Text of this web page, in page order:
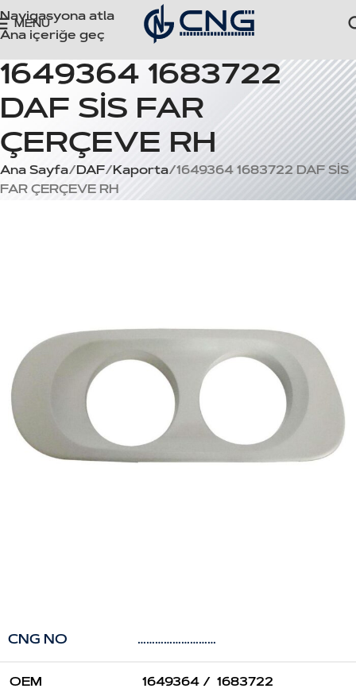
Navigasyona atla
Ana içeriğe geç
MENÜ
1649364 1683722
DAF SİS FAR
ÇERÇEVE RH
Ana Sayfa DAF Kaporta
1649364 1683722 DAF SİS
FAR ÇERÇEVE RH
CNG NO ………………………
OEM 1649364 / 1683722